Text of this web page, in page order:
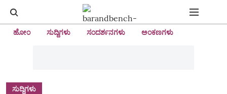
ಹೋಂ ಸುದ್ದಿಗಳು ಸಂದರ್ಶನಗಳು ಅಂಕಣಗಳು
ಸುದ್ದಿಗಳು